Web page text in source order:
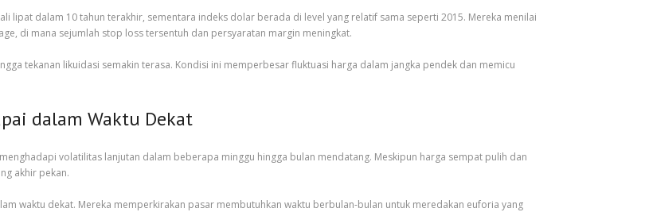
lipat dalam 10 tahun terakhir, sementara indeks dolar berada di level yang relatif sama seperti 2015. Mereka menilai
di mana sejumlah stop loss tersentuh dan persyaratan margin meningkat.
tekanan likuidasi semakin terasa. Kondisi ini memperbesar fluktuasi harga dalam jangka pendek dan memicu
dalam Waktu Dekat
volatilitas lanjutan dalam beberapa minggu hingga bulan mendatang. Meskipun harga sempat pulih dan
akhir pekan.
waktu dekat. Mereka memperkirakan pasar membutuhkan waktu berbulan-bulan untuk meredakan euforia yang